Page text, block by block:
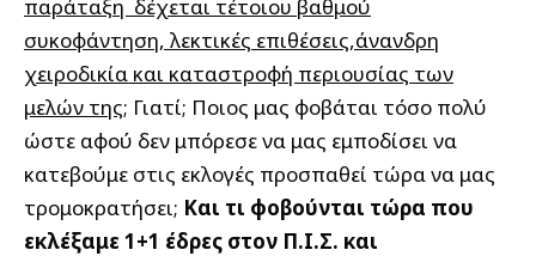
παράταξη δέχεται τέτοιου βαθμού
συκοφάντηση, λεκτικές επιθέσεις,άνανδρη
χειροδικία και καταστροφή περιουσίας των
μελών της; Γιατί; Ποιος μας φοβάται τόσο πολύ
ώστε αφού δεν μπόρεσε να μας εμποδίσει να
κατεβούμε στις εκλογές προσπαθεί τώρα να μας
τρομοκρατήσει; Και τι φοβούνται τώρα που
εκλέξαμε 1+1 έδρες στον Π.Ι.Σ. και